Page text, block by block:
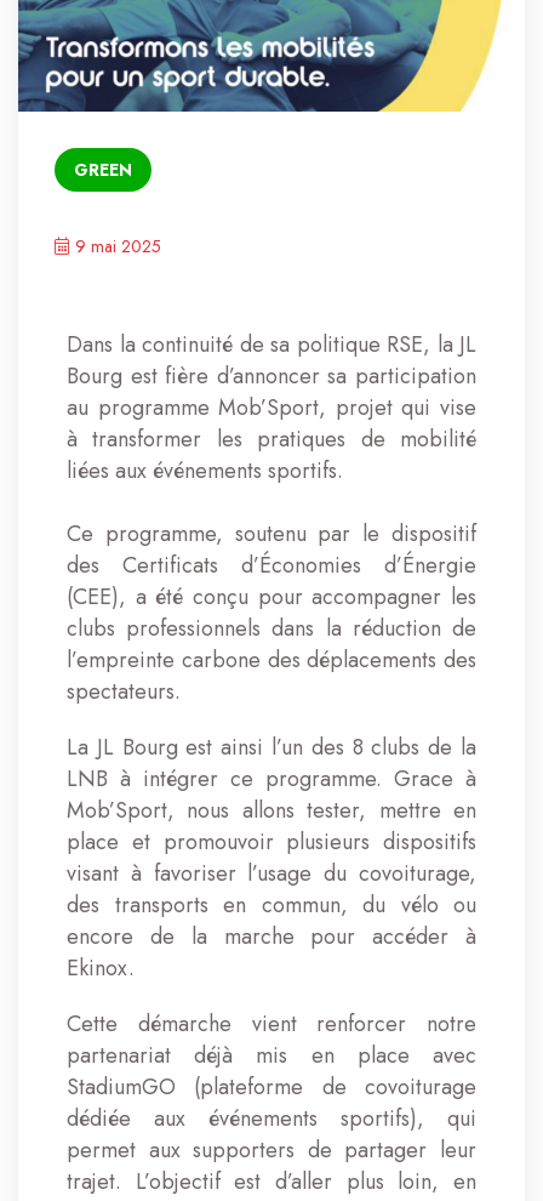
GREEN
9 mai 2025
Dans la continuité de sa politique RSE, la JL
Bourg est fière d’annoncer sa participation
au programme Mob’Sport, projet qui vise
à transformer les pratiques de mobilité
liées aux événements sportifs.
Ce programme, soutenu par le dispositif
des Certificats d’Économies d’Énergie
(CEE), a été conçu pour accompagner les
clubs professionnels dans la réduction de
l’empreinte carbone des déplacements des
spectateurs.
La JL Bourg est ainsi l’un des 8 clubs de la
LNB à intégrer ce programme. Grace à
Mob’Sport, nous allons tester, mettre en
place et promouvoir plusieurs dispositifs
visant à favoriser l’usage du covoiturage,
des transports en commun, du vélo ou
encore de la marche pour accéder à
Ekinox.
Cette démarche vient renforcer notre
partenariat déjà mis en place avec
StadiumGO (plateforme de covoiturage
dédiée aux événements sportifs), qui
permet aux supporters de partager leur
trajet. L’objectif est d’aller plus loin, en